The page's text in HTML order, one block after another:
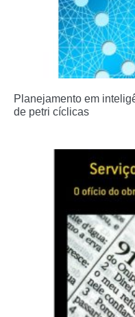
Planejamento em
de petri cíclicas